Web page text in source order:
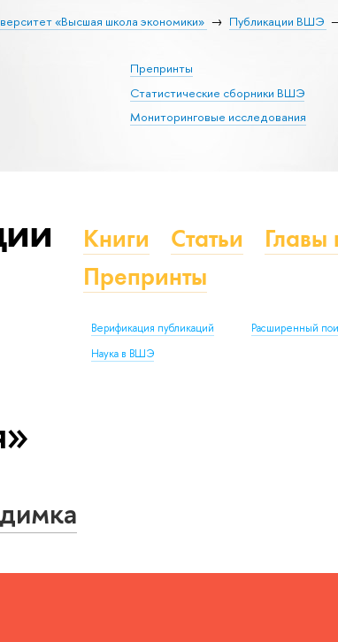
«Высшая школа экономики» Публикации ВШЭ
Препринты
Статистические сборники ВШЭ
Мониторинговые исследования
Книги Статьи
Главы
Препринты
Верификация публикаций Расширенный
Наука в ВШЭ